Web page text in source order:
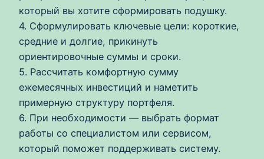
который вы хотите сформировать подушку.
4. Сформулировать ключевые цели: короткие,
средние и долгие, прикинуть
ориентировочные суммы и сроки.
5. Рассчитать комфортную сумму
ежемесячных инвестиций и наметить
примерную структуру портфеля.
6. При необходимости — выбрать формат
работы со специалистом или сервисом,
который поможет поддерживать систему.